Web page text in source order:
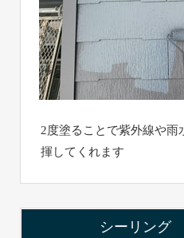
2度塗ることで紫外線や雨
揮してくれます
シーリング